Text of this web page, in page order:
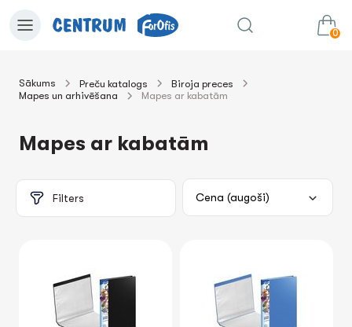
0
uz grozu Summa:
Sākums Preču katalogs
Biroja preces
Mapes un arhivēšana
Mapes ar kabatām
Mapes ar kabatām
Filters